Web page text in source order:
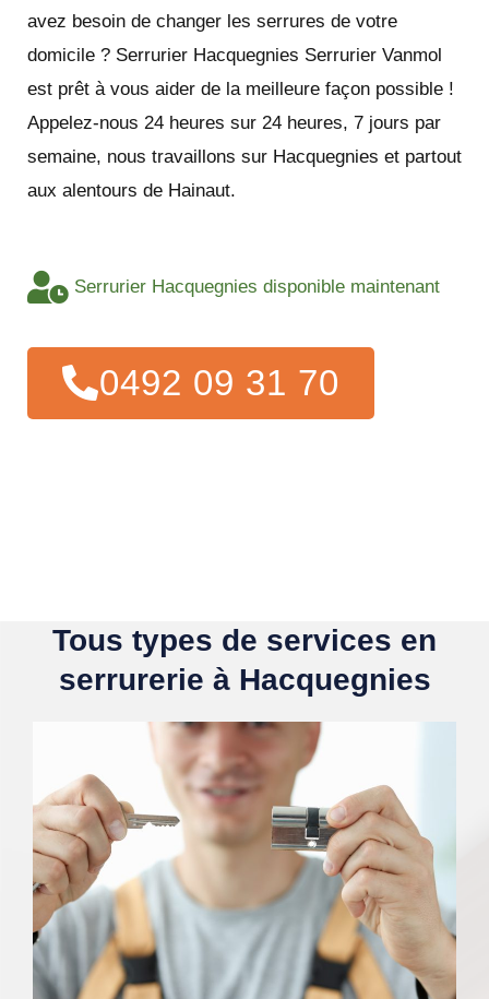
avez besoin de changer les serrures de votre
domicile ? Serrurier Hacquegnies Serrurier Vanmol
est prêt à vous aider de la meilleure façon possible !
Appelez-nous 24 heures sur 24 heures, 7 jours par
semaine, nous travaillons sur Hacquegnies et partout
aux alentours de Hainaut.
Serrurier Hacquegnies disponible maintenant
0492 09 31 70
Tous types de services en
serrurerie à Hacquegnies